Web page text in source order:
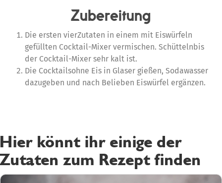
Zubereitung
Die ersten vierZutaten in einem mit Eiswürfeln
gefüllten Cocktail-Mixer vermischen. Schüttelnbis
der Cocktail-Mixer sehr kalt ist.
Die Cocktailsohne Eis in Glaser gießen, Sodawasser
dazugeben und nach Belieben Eiswürfel ergänzen.
Hier könnt ihr einige der
Zutaten zum Rezept finden